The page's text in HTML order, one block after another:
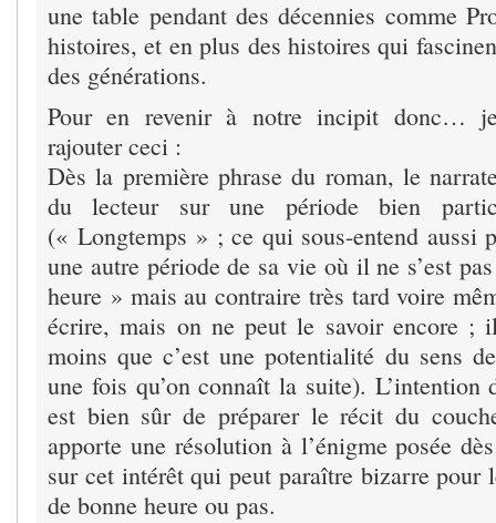
une table pendant des décennies comme
histoires, et en plus des histoires qui
des générations.
Pour en revenir à notre incipit donc…
rajouter ceci :
Dès la première phrase du roman, le
du lecteur sur une période bien
(« Longtemps » ; ce qui sous-entend aussi
une autre période de sa vie où il ne s’est
heure » mais au contraire très tard voire
écrire, mais on ne peut le savoir encore ;
moins que c’est une potentialité du sens
une fois qu’on connaît la suite). L’intention
est bien sûr de préparer le récit du
apporte une résolution à l’énigme posée
sur cet intérêt qui peut paraître bizarre pour
de bonne heure ou pas.